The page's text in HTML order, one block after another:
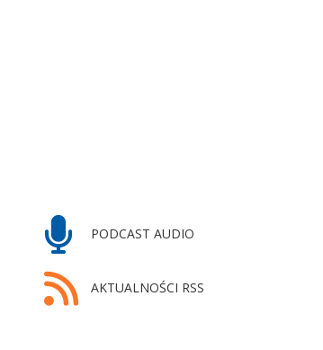
PODCAST AUDIO
AKTUALNOŚCI RSS